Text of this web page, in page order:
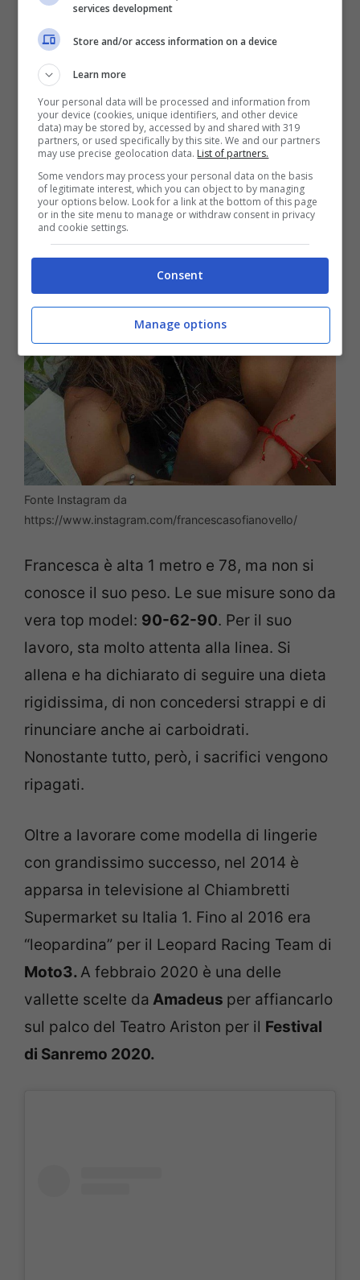
pettegolezzi pubblicando poche foto di
coppia sui social.
Francesca Sofia Novello: la
carriera
Fonte Instagram da
https://www.instagram.com/francescasofianovello/
Francesca è alta 1 metro e 78, ma non si
conosce il suo peso. Le sue misure sono da
vera top model: 90-62-90. Per il suo
lavoro, sta molto attenta alla linea. Si
allena e ha dichiarato di seguire una dieta
rigidissima, di non concedersi strappi e di
rinunciare anche ai carboidrati.
Nonostante tutto, però, i sacrifici vengono
ripagati.
Oltre a lavorare come modella di lingerie
con grandissimo successo, nel 2014 è
apparsa in televisione al Chiambretti
Supermarket su Italia 1. Fino al 2016 era
“leopardina” per il Leopard Racing Team di
Moto3.A febbraio 2020 è una delle
vallette scelte da Amadeus per affiancarlo
sul palco del Teatro Ariston per il Festival
di Sanremo 2020.
services development
Store and/or access information on a device
Learn more
Your personal data will be processed and information from
your device (cookies, unique identifiers, and other device
data) may be stored by, accessed by and shared with 319
partners, or used specifically by this site. We and our partners
may use precise geolocation data. List of partners.
Some vendors may process your personal data on the basis
of legitimate interest, which you can object to by managing
your options below. Look for a link at the bottom of this page
or in the site menu to manage or withdraw consent in privacy
and cookie settings.
Consent
Manage options